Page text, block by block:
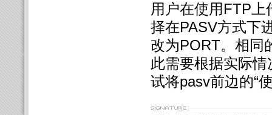
用户在使用FTP
择在PASV方式下
改为PORT。相同
此需要根据实际
试将pasv前边的“